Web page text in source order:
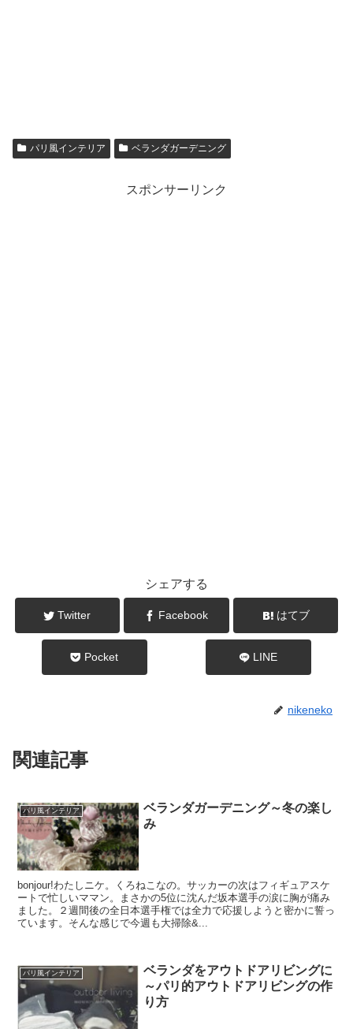
パリ風インテリア ベランダガーデニング
スポンサーリンク
シェアする
Twitter Facebook はてブ
Pocket LINE
nikeneko
関連記事
パリ風インテリア
ベランダガーデニング～冬の楽し
み
bonjour!わたしニケ。くろねこなの。サッカーの次はフィギュアスケ
ートで忙しいママン。まさかの5位に沈んだ坂本選手の涙に胸が痛み
ました。２週間後の全日本選手権では全力で応援しようと密かに誓っ
ています。そんな感じで今週も大掃除&...
パリ風インテリア
ベランダをアウトドアリビングに
～パリ的アウトドアリビングの作
り方